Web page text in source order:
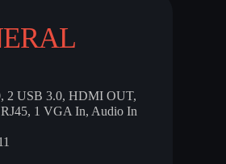
2 USB 3.0, HDMI OUT,
1 VGA In, Audio In